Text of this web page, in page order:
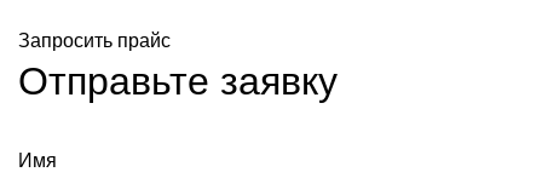
Запросить прайс
Отправьте заявку
Имя